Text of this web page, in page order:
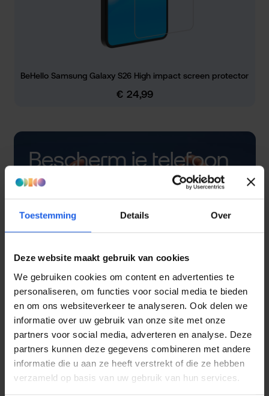
Toestemming Details Over
Deze website maakt gebruik van cookies
We gebruiken cookies om content en advertenties te
personaliseren, om functies voor social media te bieden
en om ons websiteverkeer te analyseren. Ook delen we
informatie over uw gebruik van onze site met onze
partners voor social media, adverteren en analyse. Deze
partners kunnen deze gegevens combineren met andere
informatie die u aan ze heeft verstrekt of die ze hebben
verzameld op basis van uw gebruik van hun services.
BeHello Samsung Galaxy S26 High impact screen protector
Normale prijs:
€ 24,99
Bescherm je telefoon
met een hoesje